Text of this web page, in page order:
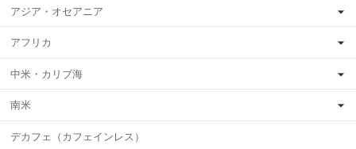
アジア・オセアニア
アフリカ
中米・カリブ海
南米
デカフェ（カフェインレス）